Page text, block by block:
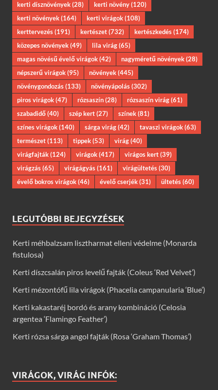
kerti dísznövények(28) kerti növény(120)
kerti növények(164) kerti virágok(108)
kerttervezés(191) kertészet(732) kertészkedés(174)
közepes növények(49) lila virág(65)
magas növésű évelő virágok(42) nagyméretű növények(28)
népszerű virágok(95) növények(445)
növénygondozás(133) növényápolás(302)
piros virágok(47) rózsaszín(28) rózsaszín virág(61)
szabadidő(40) szép kert(27) színek(81)
színes virágok(140) sárga virág(42) tavaszi virágok(63)
természet(113) tippek(53) virág(40)
virágfajták(124) virágok(417) virágos kert(39)
virágzás(65) virágágyás(161) virágültetés(30)
évelő bokros virágok(46) évelő cserjék(31) ültetés(60)
LEGUTÓBBI BEJEGYZÉSEK
Kerti méhbalzsam lisztharmat elleni védelme (Monarda
fistulosa)
Kerti díszcsalán piros levelű fajták (Coleus ‘Red Velvet’)
Kerti mézontófű lila virágok (Phacelia campanularia ‘Blue’)
Kerti kakastaréj bordó és arany kombináció (Celosia
argentea ‘Flamingo Feather’)
Kerti rózsa sárga angol fajták (Rosa ‘Graham Thomas’)
VIRÁGOK, VIRÁG INFÓK: